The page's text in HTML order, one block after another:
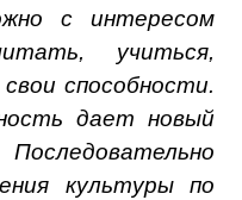
с интересом
учиться,
способности.
дает новый
культуры по